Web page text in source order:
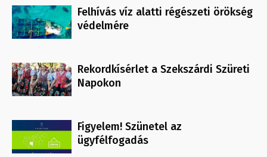
Felhívás víz alatti régészeti örökség
védelmére
Rekordkísérlet a Szekszárdi Szüreti
Napokon
Figyelem! Szünetel az
ügyfélfogadás